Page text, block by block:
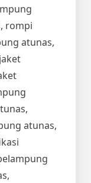
rompi
atunas,
atunas,